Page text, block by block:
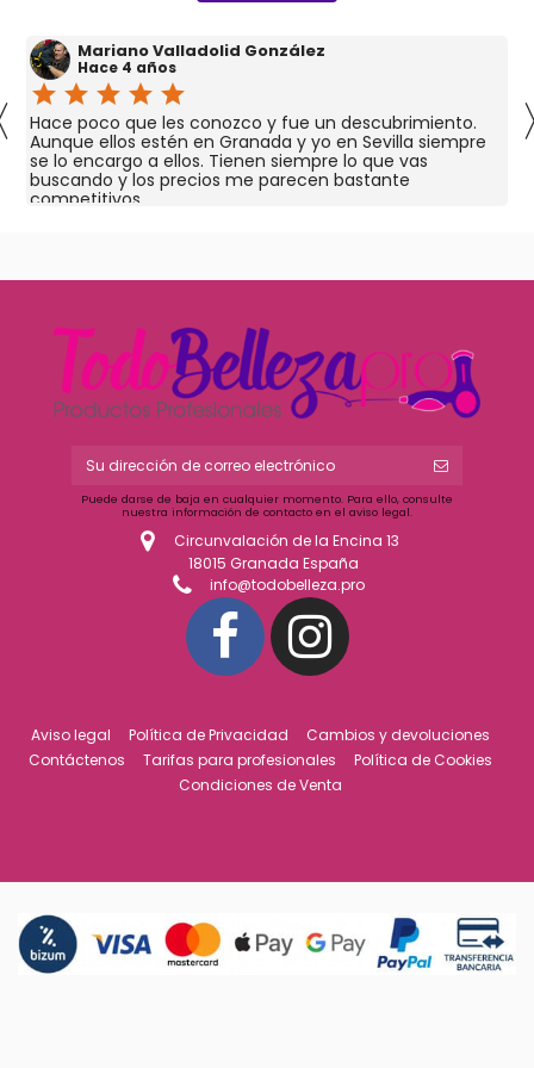
Mariano Valladolid González
Hace 4 años
star star star star star
Hace poco que les conozco y fue un descubrimiento.
Aunque ellos estén en Granada y yo en Sevilla siempre
se lo encargo a ellos. Tienen siempre lo que vas
buscando y los precios me parecen bastante
competitivos.
Puede darse de baja en cualquier momento. Para ello, consulte
nuestra información de contacto en el aviso legal.
Circunvalación de la Encina 13
18015 Granada España
info@todobelleza.pro
Aviso legal Política de Privacidad
Cambios y devoluciones
Contáctenos
Tarifas para profesionales
Política de Cookies
Condiciones de Venta